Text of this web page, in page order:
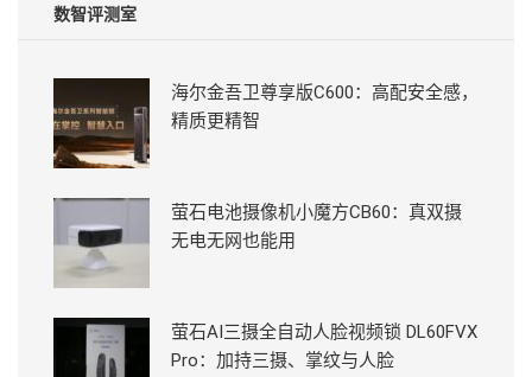
数智评测室
海尔金吾卫尊享版C600：高配安全感，
精质更精智
萤石电池摄像机小魔方CB60：真双摄
无电无网也能用
萤石AI三摄全自动人脸视频锁 DL60FVX
Pro：加持三摄、掌纹与人脸